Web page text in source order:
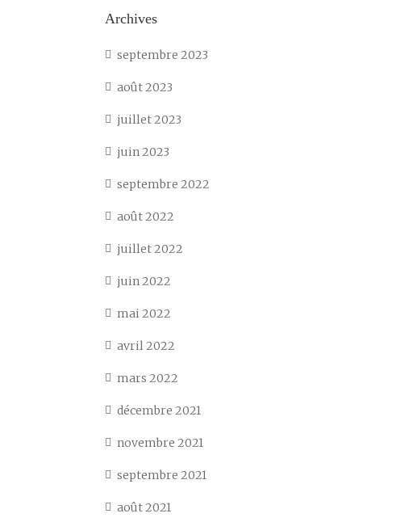
Archives
septembre 2023
août 2023
juillet 2023
juin 2023
septembre 2022
août 2022
juillet 2022
juin 2022
mai 2022
avril 2022
mars 2022
décembre 2021
novembre 2021
septembre 2021
août 2021